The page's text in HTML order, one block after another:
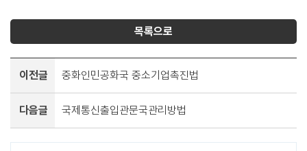
목록으로
이전글 중화인민공화국 중소기업촉진법
다음글 국제통신출입관문국관리방법